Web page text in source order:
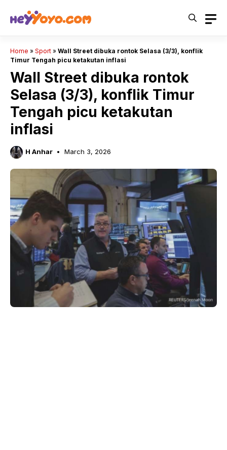
Home » Sport » Wall Street dibuka rontok Selasa (3/3), konflik
Timur Tengah picu ketakutan inflasi
Wall Street dibuka rontok
Selasa (3/3), konflik Timur
Tengah picu ketakutan
inflasi
H Anhar March 3, 2026